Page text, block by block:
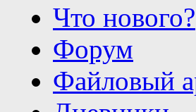
Что нового?
Форум
Файловый